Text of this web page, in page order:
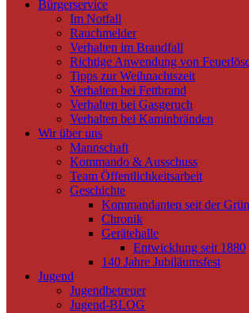
Bürgerservice
Im Notfall
Rauchmelder
Verhalten im Brandfall
Richtige Anwendung von
Tipps zur Weihnachtszeit
Verhalten bei Fettbrand
Verhalten bei Gasgeruch
Verhalten bei Kaminbränden
Wir über uns
Mannschaft
Kommando & Ausschuss
Team Öffentlichkeitsarbeit
Geschichte
Kommandanten seit der
Chronik
Gerätehalle
Entwicklung seit 1880
140 Jahre Jubiläumsfest
Jugend
Jugendbetreuer
Jugend-BLOG